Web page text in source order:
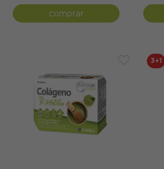
comprar
3+1